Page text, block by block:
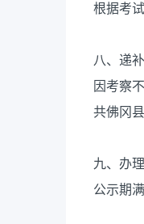
根据考
八、递
因考察
共佛冈
九、办
公示期